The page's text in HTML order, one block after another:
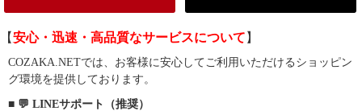
【安心・迅速・高品質なサービスについて 】
COZAKA.NETでは、お客様に安心してご利用いただけるショッピン
グ環境を提供しております。
■ 💬 LINEサポート（推奨）